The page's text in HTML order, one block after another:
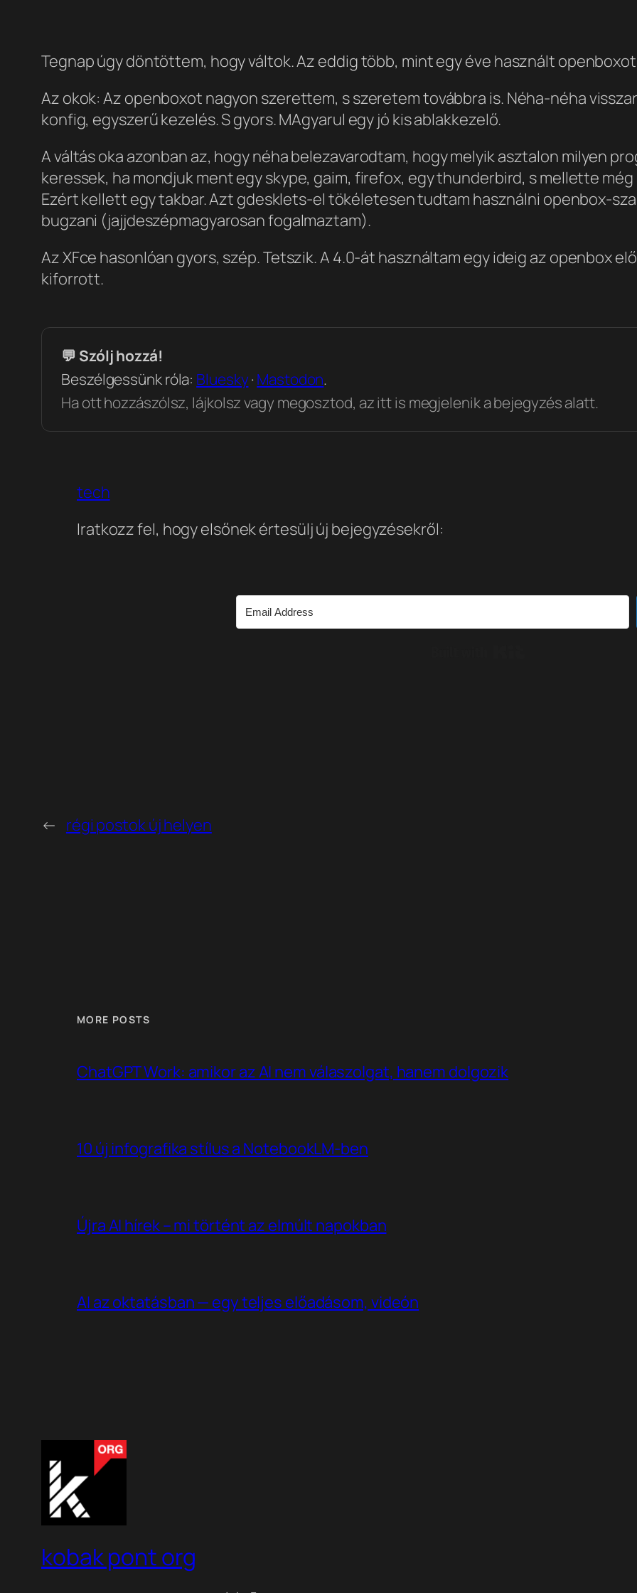
Tegnap úgy döntöttem, hogy váltok. Az eddig több, mint egy éve használt
Az okok: Az openboxot nagyon szerettem, s szeretem továbbra is. Néha-néha
konfig, egyszerű kezelés. S gyors. MAgyarul egy jó kis ablakkezelő.
A váltás oka azonban az, hogy néha belezavarodtam, hogy melyik asztalon milyen
keressek, ha mondjuk ment egy skype, gaim, firefox, egy thunderbird, s mellette
Ezért kellett egy takbar. Azt gdesklets-el tökéletesen tudtam használni openbox-
bugzani (jajjdeszépmagyarosan fogalmaztam).
Az XFce hasonlóan gyors, szép. Tetszik. A 4.0-át használtam egy ideig az openbox
kiforrott.
💬 Szólj hozzá!
Beszélgessünk róla: Bluesky·Mastodon.
Ha ott hozzászólsz, lájkolsz vagy megosztod, az itt is megjelenik a bejegyzés alatt.
tech
Iratkozz fel, hogy elsőnek értesülj új bejegyzésekről:
← régi postok új helyen
MORE POSTS
ChatGPT Work: amikor az AI nem válaszolgat, hanem dolgozik
10 új infografika stílus a NotebookLM-ben
Újra AI hírek – mi történt az elmúlt napokban
AI az oktatásban — egy teljes előadásom, videón
kobak pont org